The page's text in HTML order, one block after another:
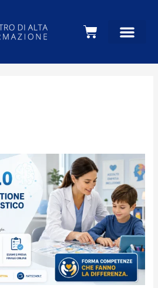
Carrello